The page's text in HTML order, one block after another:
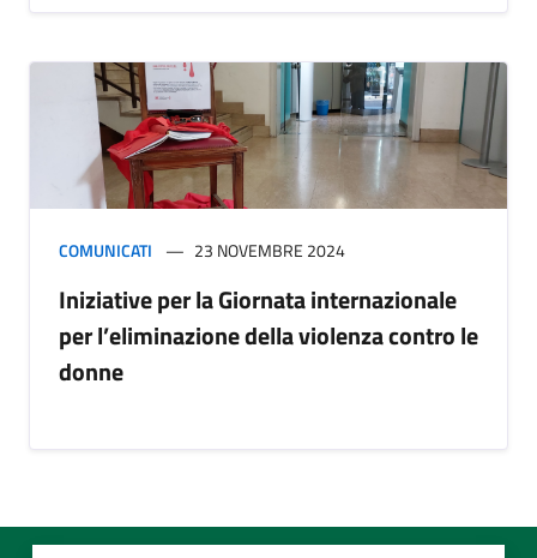
COMUNICATI 23 NOVEMBRE 2024
Iniziative per la Giornata internazionale
per l’eliminazione della violenza contro le
donne